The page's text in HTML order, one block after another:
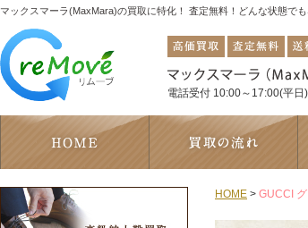
マックスマーラ(MaxMara)の買取に特化！ 査定無料！どんな状態で
電話受付 10:00～17:00(平日)
HOME > GUCCI